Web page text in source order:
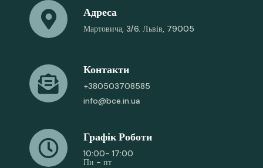
Адреса
Мартовича, 3/6. Львів, 79005
Контакти
+380503708585
info@bce.in.ua
Графік Роботи
10:00- 17:00
Пн - пт